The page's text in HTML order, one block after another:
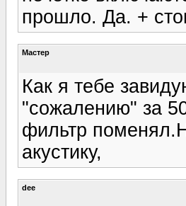
прошло. Да. +
Мастер
Как я тебе
"сожалению" за
фильтр
акустику,
dee